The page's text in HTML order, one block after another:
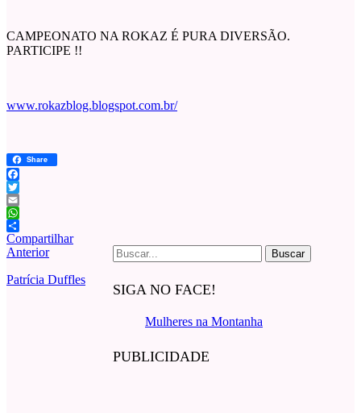
CAMPEONATO NA ROKAZ É PURA DIVERSÃO.
PARTICIPE !!
www.rokazblog.blogspot.com.br/
Share
Facebook
Twitter
Email
WhatsApp
Compartilhar
Buscar
por:
SIGA NO FACE!
Mulheres na Montanha
PUBLICIDADE
Anterior
Patrícia Duffles